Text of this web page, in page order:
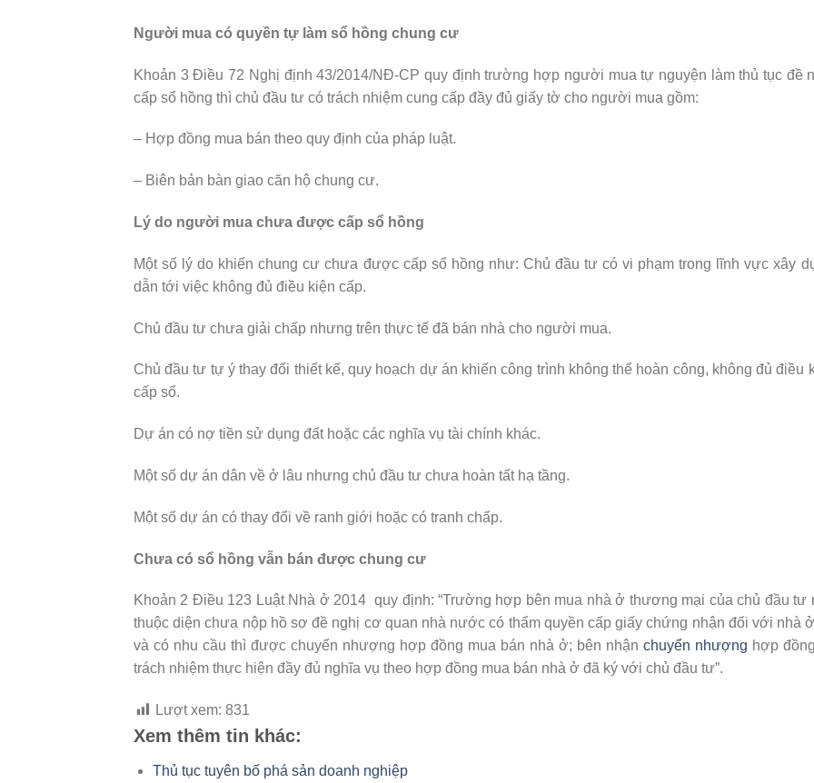
Người mua có quyền tự làm sổ hồng chung cư
Khoản 3 Điều 72 Nghị định 43/2014/NĐ-CP quy định trường hợp người mua tự nguyện làm thủ tục đề
cấp sổ hồng thì chủ đầu tư có trách nhiệm cung cấp đầy đủ giấy tờ cho người mua gồm:
– Hợp đồng mua bán theo quy định của pháp luật.
– Biên bản bàn giao căn hộ chung cư.
Lý do người mua chưa được cấp sổ hồng
Một số lý do khiến chung cư chưa được cấp sổ hồng như: Chủ đầu tư có vi phạm trong lĩnh vực xây
dẫn tới việc không đủ điều kiện cấp.
Chủ đầu tư chưa giải chấp nhưng trên thực tế đã bán nhà cho người mua.
Chủ đầu tư tự ý thay đổi thiết kế, quy hoạch dự án khiến công trình không thể hoàn công, không đủ điều
cấp sổ.
Dự án có nợ tiền sử dụng đất hoặc các nghĩa vụ tài chính khác.
Một số dự án dân về ở lâu nhưng chủ đầu tư chưa hoàn tất hạ tầng.
Một số dự án có thay đổi về ranh giới hoặc có tranh chấp.
Chưa có sổ hồng vẫn bán được chung cư
Khoản 2 Điều 123 Luật Nhà ở 2014 quy định: “Trường hợp bên mua nhà ở thương mại của chủ đầu tư
thuộc diện chưa nộp hồ sơ đề nghị cơ quan nhà nước có thẩm quyền cấp giấy chứng nhận đối với nhà
và có nhu cầu thì được chuyển nhượng hợp đồng mua bán nhà ở; bên nhận chuyển nhượng hợp
trách nhiệm thực hiện đầy đủ nghĩa vụ theo hợp đồng mua bán nhà ở đã ký với chủ đầu tư”.
Lượt xem: 831
Xem thêm tin khác:
Thủ tục tuyên bố phá sản doanh nghiệp